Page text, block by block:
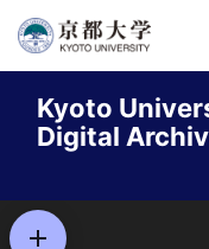
Skip
contentKyoto
Digital